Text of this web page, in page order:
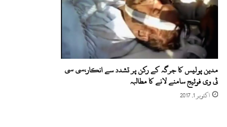
مدین پولیس کا جرگہ کے رکن پر تشدد سے انکار،سی سی
ٹی وی فوٹیج سامنے لانے کا مطالبہ
اکتوبر 1, 2017